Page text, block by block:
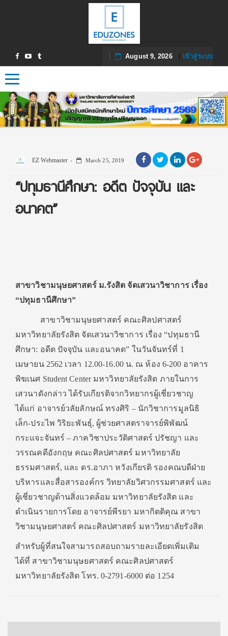
August 9, 2026| เข้าสู่ระบบ
Toggle navigation
EZ Webmaster March 25, 2019
“ปทุมธานีศึกษา: อดีต ปัจจุบัน และ
อนาคต”
สาขาวิชามนุษยศาสตร์ ม.รังสิต จัดเสวนาวิชาการ เรื่อง
“ปทุมธานีศึกษา”
สาขาวิชามนุษยศาสตร์ คณะศิลปศาสตร์
มหาวิทยาลัยรังสิต จัดเสวนาวิชาการ เรื่อง “ปทุมธานี
ศึกษา: อดีต ปัจจุบัน และอนาคต” ในวันจันทร์ที่ 1
เมษายน 2562 เวลา 12.00-16.00 น. ณ ห้อง 6-200 อาคาร
พิฆเนศ Student Center มหาวิทยาลัยรังสิต ภายในการ
เสวนาดังกล่าว ได้รับเกียรติจากวิทยากรผู้เชี่ยวชาญ
ได้แก่ อาจารย์วลัยลักษณ์ ทรงศิริ – นักวิชาการมูลนิธิ
เล็ก-ประไพ วิริยะพันธุ์, ผู้ช่วยศาสตราจารย์พิพัฒน์
กระแจะจันทร์ – ภาควิชาประวัติศาสตร์ ปรัชญา และ
วรรณคดีอังกฤษ คณะศิลปศาสตร์ มหาวิทยาลัย
ธรรมศาสตร์, และ ดร.อาภา หวังเกียรติ รองคณบดีฝ่าย
บริหารและสื่อสารองค์กร วิทยาลัยวิศวกรรมศาสตร์ และ
ผู้เชี่ยวชาญด้านสิ่งแวดล้อม มหาวิทยาลัยรังสิต และ
ดำเนินรายการโดย อาจารย์พีรยา มหากิตติคุณ สาขา
วิชามนุษยศาสตร์ คณะศิลปศาสตร์ มหาวิทยาลัยรังสิต
สำหรับผู้ที่สนใจสามารถสอบถามรายละเอียดเพิ่มเติม
ได้ที่ สาขาวิชามนุษยศาสตร์ คณะศิลปศาสตร์
มหาวิทยาลัยรังสิต โทร. 0-2791-6000 ต่อ 1254